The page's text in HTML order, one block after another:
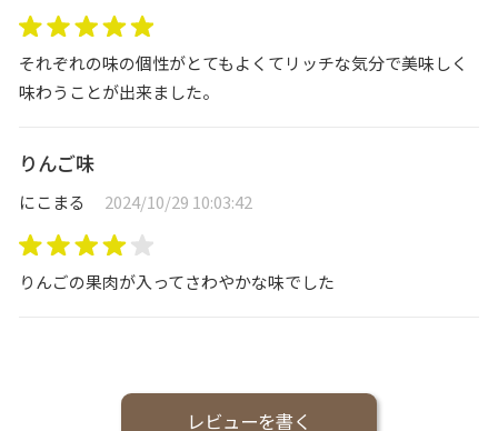
それぞれの味の個性がとてもよくてリッチな気分で美味しく
味わうことが出来ました。
りんご味
にこまる 2024/10/29 10:03:42
りんごの果肉が入ってさわやかな味でした
レビューを書く